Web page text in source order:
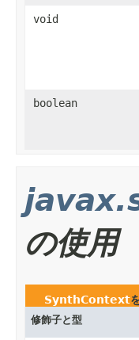
void
boolean
の使用
SynthContext
修飾子と型